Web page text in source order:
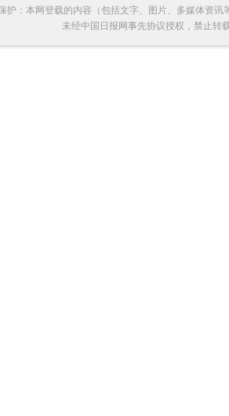
护：本网登载的内容（包括文字、图片、多媒体资
未经中国日报网事先协议授权，禁止转